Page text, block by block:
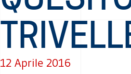
12 Aprile 2016